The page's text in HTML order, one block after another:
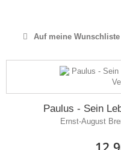
Auf meine Wunschliste
Paulus - Sein
Ernst-August